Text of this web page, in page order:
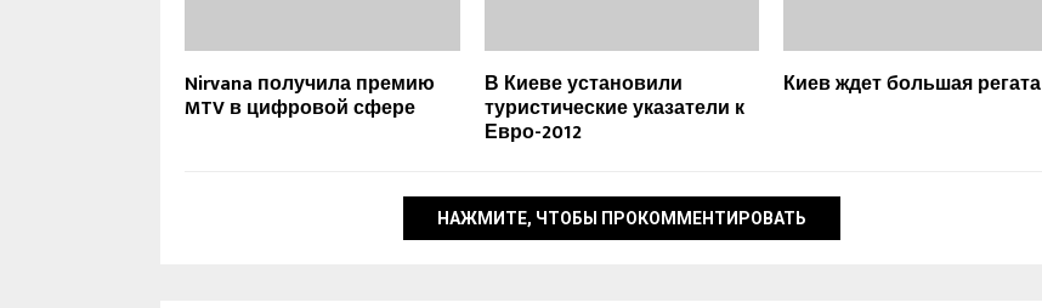
Nirvana получила премию
MTV в цифровой сфере
В Киеве установили
туристические указатели к
Евро-2012
Киев ждет большая регата
НАЖМИТЕ, ЧТОБЫ ПРОКОММЕНТИРОВАТЬ